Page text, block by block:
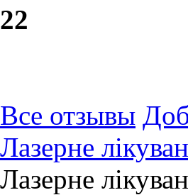
22
Все отзывы
Лазерне
Лазерне